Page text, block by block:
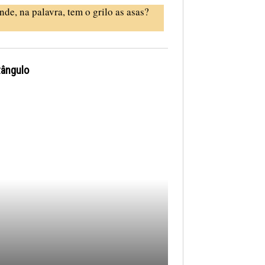
na palavra, tem o grilo as asas?